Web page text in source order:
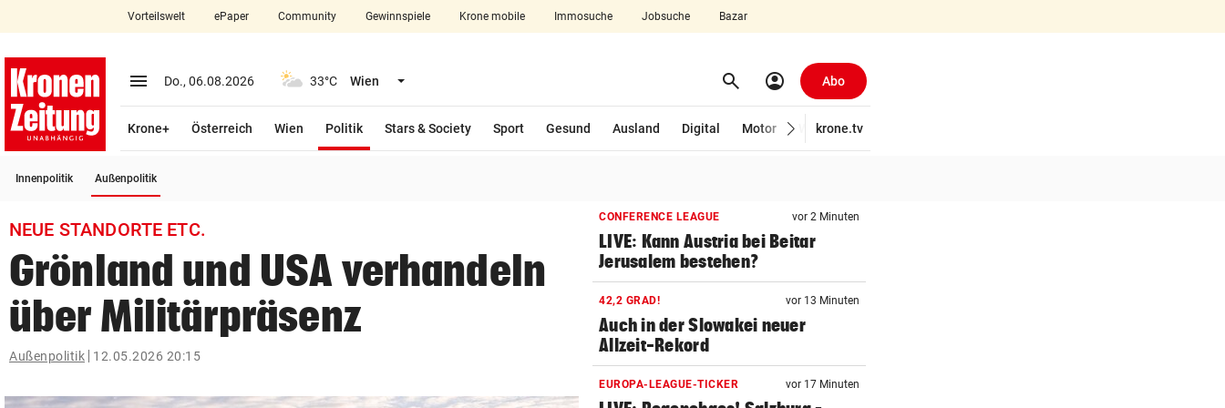
closeSchließen
account_circle Anmelden
arrow_right
bookmark
search
Suchbegriff
eingeben
Vorteilswelt ePaper Community Gewinnspiele Krone mobile Immosuche Jobsuche Bazar
menu Menü aufklappen
Do., 06.08.2026 33°C Wien Menü aufklappen search Suchen
account_circle Abo
Krone+ Österreich Wien Politik
Stars & Society
Sport Gesund Ausland Digital Motor Wirtschaft
krone.tv
Innenpolitik Außenpolitik
NEUE STANDORTE ETC.
Grönland und USA verhandeln
über Militärpräsenz
Außenpolitik 12.05.2026 20:15
CONFERENCE LEAGUE vor 2 Minuten
LIVE: Kann Austria bei Beitar
Jerusalem bestehen?
42,2 GRAD! vor 13 Minuten
Auch in der Slowakei neuer
Allzeit-Rekord
EUROPA-LEAGUE-TICKER vor 17 Minuten